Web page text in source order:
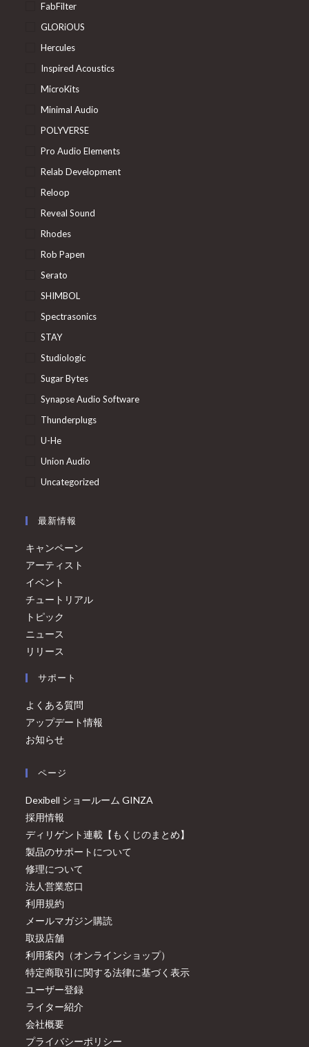
FabFilter
GLORiOUS
Hercules
Inspired Acoustics
MicroKits
Minimal Audio
POLYVERSE
Pro Audio Elements
Relab Development
Reloop
Reveal Sound
Rhodes
Rob Papen
Serato
SHIMBOL
Spectrasonics
STAY
Studiologic
Sugar Bytes
Synapse Audio Software
Thunderplugs
U-He
Union Audio
Uncategorized
最新情報
キャンペーン
アーティスト
イベント
チュートリアル
トピック
ニュース
リリース
サポート
よくある質問
アップデート情報
お知らせ
ページ
Dexibell ショールーム GINZA
採用情報
ディリゲント連載【もくじのまとめ】
製品のサポートについて
修理について
法人営業窓口
利用規約
メールマガジン購読
取扱店舗
利用案内（オンラインショップ）
特定商取引に関する法律に基づく表示
ユーザー登録
ライター紹介
会社概要
プライバシーポリシー